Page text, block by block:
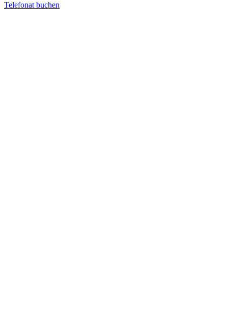
Telefonat buchen